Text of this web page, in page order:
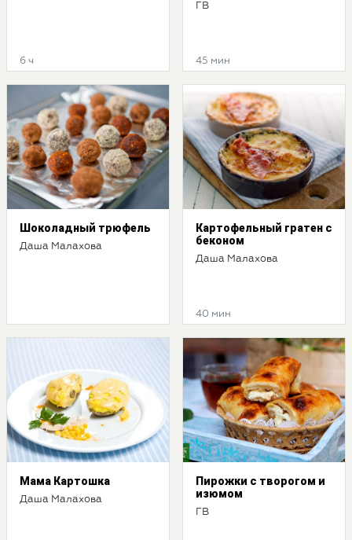
6 ч
ГВ
45 мин
Шоколадный трюфель
Даша Малахова
Картофельный гратен с
беконом
Даша Малахова
40 мин
Мама Картошка
Даша Малахова
Пирожки с творогом и
изюмом
ГВ